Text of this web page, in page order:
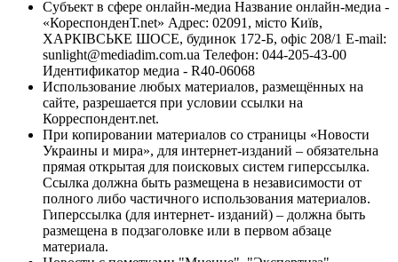
Субъект в сфере онлайн-медиа Название онлайн-медиа -
«КореспонденТ.net» Адрес: 02091, місто Київ,
ХАРКІВСЬКЕ ШОСЕ, будинок 172-Б, офіс 208/1 E-mail:
sunlight@mediadim.com.ua Телефон: 044-205-43-00
Идентификатор медиа - R40-06068
Использование любых материалов, размещённых на
сайте, разрешается при условии ссылки на
Корреспондент.net.
При копировании материалов со страницы «Новости
Украины и мира», для интернет-изданий – обязательна
прямая открытая для поисковых систем гиперссылка.
Ссылка должна быть размещена в независимости от
полного либо частичного использования материалов.
Гиперссылка (для интернет- изданий) – должна быть
размещена в подзаголовке или в первом абзаце
материала.